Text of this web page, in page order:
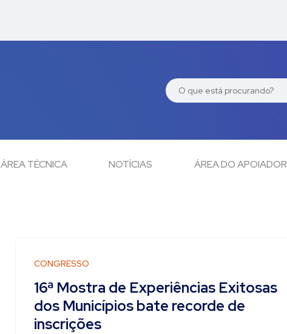
ÁREA TÉCNICA NOTÍCIAS ÁREA DO APOIADOR
CONGRESSO
16ª Mostra de Experiências Exitosas
dos Municípios bate recorde de
inscrições